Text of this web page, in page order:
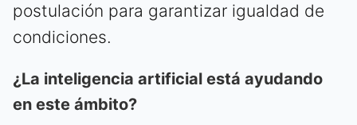
postulación para garantizar igualdad de
condiciones.
¿La inteligencia artificial está ayudando
en este ámbito?